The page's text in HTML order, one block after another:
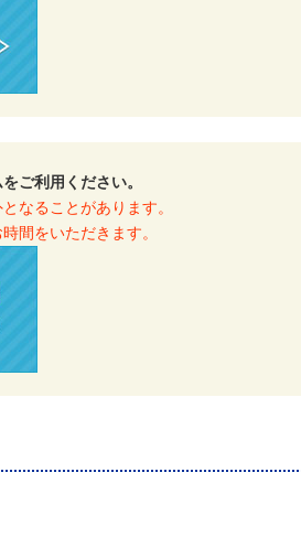
ご利用ください。
なることがあります。
間をいただきます。